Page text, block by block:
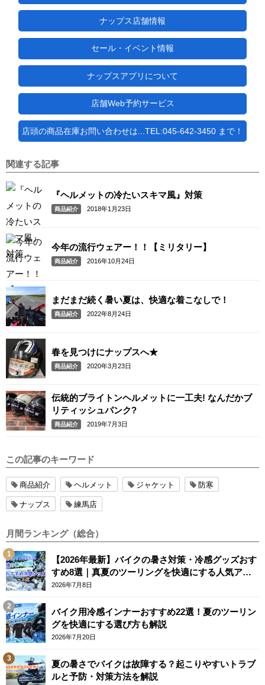
ナップス店舗情報
セール・イベント情報
ナップスアプリについて
店舗Web予約サービス
店頭の商品在庫お問い合わせは...TEL:045-642-3450 まで！
関連する記事
『ヘルメットの冷たいスキマ風』対策
商品紹介 2018年1月23日
今年の流行ウェアー！！【ミリタリー】
商品紹介 2016年10月24日
まだまだ続く暑い夏は、快適な着こなしで！
商品紹介 2022年8月24日
春を見つけにナップスへ★
商品紹介 2020年3月23日
伝統的ブライトンヘルメットに一工夫! なんだかブ
リティッシュパンク?
商品紹介 2019年7月3日
この記事のキーワード
商品紹介 ヘルメット ジャケット 防寒
ナップス 練馬店
月間ランキング（総合）
【2026年最新】バイクの暑さ対策・冷感グッズおす
すめ8選｜真夏のツーリングを快適にする人気アイ
テム
2026年7月8日
バイク用冷感インナーおすすめ22選！夏のツーリン
グを快適にする選び方も解説
2026年7月20日
夏の暑さでバイクは故障する？起こりやすいトラブ
ルと予防・対策方法を解説